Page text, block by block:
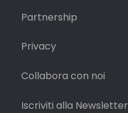
Partnership
Privacy
Collabora con noi
Iscriviti alla Newsletter